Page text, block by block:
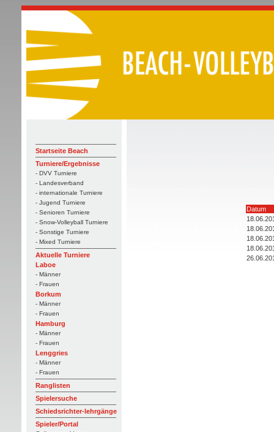
Startseite Beach
Turniere/Ergebnisse
- DVV Turniere
- Landesverband
- internationale Turniere
- Jugend Turniere
- Senioren Turniere
- Snow-Volleyball Turniere
- Sonstige Turniere
- Mixed Turniere
Aktuelle Turniere
Laboe
- Männer
- Frauen
Borkum
- Männer
- Frauen
Hamburg
- Männer
- Frauen
Lenggries
- Männer
- Frauen
Ranglisten
Spielersuche
Schiedsrichter-lehrgänge
Spieler/Portal
Datum